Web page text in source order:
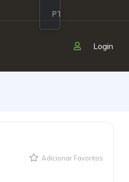
Login
Adicionar Favoritos
PT